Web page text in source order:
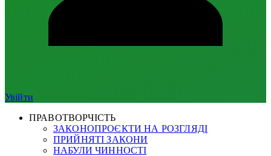
Увійти
ПРАВОТВОРЧІСТЬ
ЗАКОНОПРОЄКТИ НА РОЗГЛЯДІ
ПРИЙНЯТІ ЗАКОНИ
НАБУЛИ ЧИННОСТІ